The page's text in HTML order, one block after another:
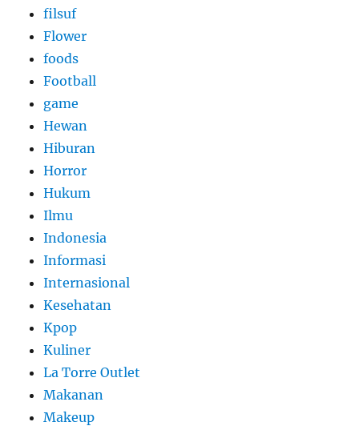
filsuf
Flower
foods
Football
game
Hewan
Hiburan
Horror
Hukum
Ilmu
Indonesia
Informasi
Internasional
Kesehatan
Kpop
Kuliner
La Torre Outlet
Makanan
Makeup